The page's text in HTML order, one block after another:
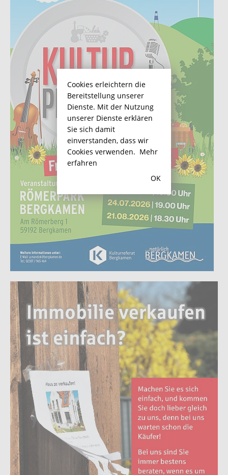
Cookies erleichtern die
Bereitstellung unserer
Dienste. Mit der Nutzung
unserer Dienste erklären
Sie sich damit
einverstanden, dass wir
Cookies verwenden. Mehr
erfahren
OK